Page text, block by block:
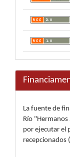
La fuente de
Río "Hermanos
por ejecutar el
recepcionados